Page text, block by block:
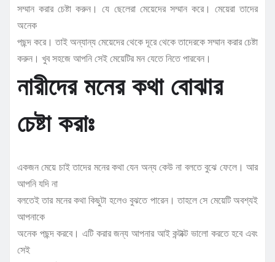
সম্মান করার চেষ্টা করুন। যে ছেলেরা মেয়েদের সম্মান করে। মেয়েরা তাদের
অনেক
পছন্দ করে। তাই অন্যান্য মেয়েদের থেকে দূরে থেকে তাদেরকে সম্মান করার চেষ্টা
করুন। খুব সহজে আপনি সেই মেয়েটির মন যেতে নিতে পারবেন।
নারীদের মনের কথা বোঝার
চেষ্টা করাঃ
একজন মেয়ে চাই তাদের মনের কথা যেন অন্য কেউ না বলতে বুঝে ফেলে। আর
আপনি যদি না
বলতেই তার মনের কথা কিছুটা হলেও বুঝতে পারেন। তাহলে সে মেয়েটি অবশ্যই
আপনাকে
অনেক পছন্দ করবে। এটি করার জন্য আপনার আই কন্টাক্ট ভালো করতে হবে এবং
সেই